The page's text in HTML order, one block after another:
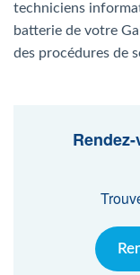
techniciens
batterie de votre
des procédures de